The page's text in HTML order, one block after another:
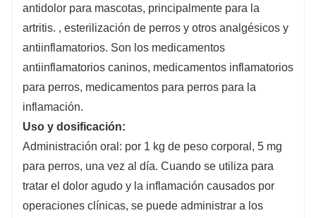
antidolor para mascotas, principalmente para la
artritis. , esterilización de perros y otros analgésicos y
antiinflamatorios. Son los medicamentos
antiinflamatorios caninos, medicamentos inflamatorios
para perros, medicamentos para perros para la
inflamación.
Uso y dosificación:
Administración oral: por 1 kg de peso corporal, 5 mg
para perros, una vez al día. Cuando se utiliza para
tratar el dolor agudo y la inflamación causados ​​por
operaciones clínicas, se puede administrar a los